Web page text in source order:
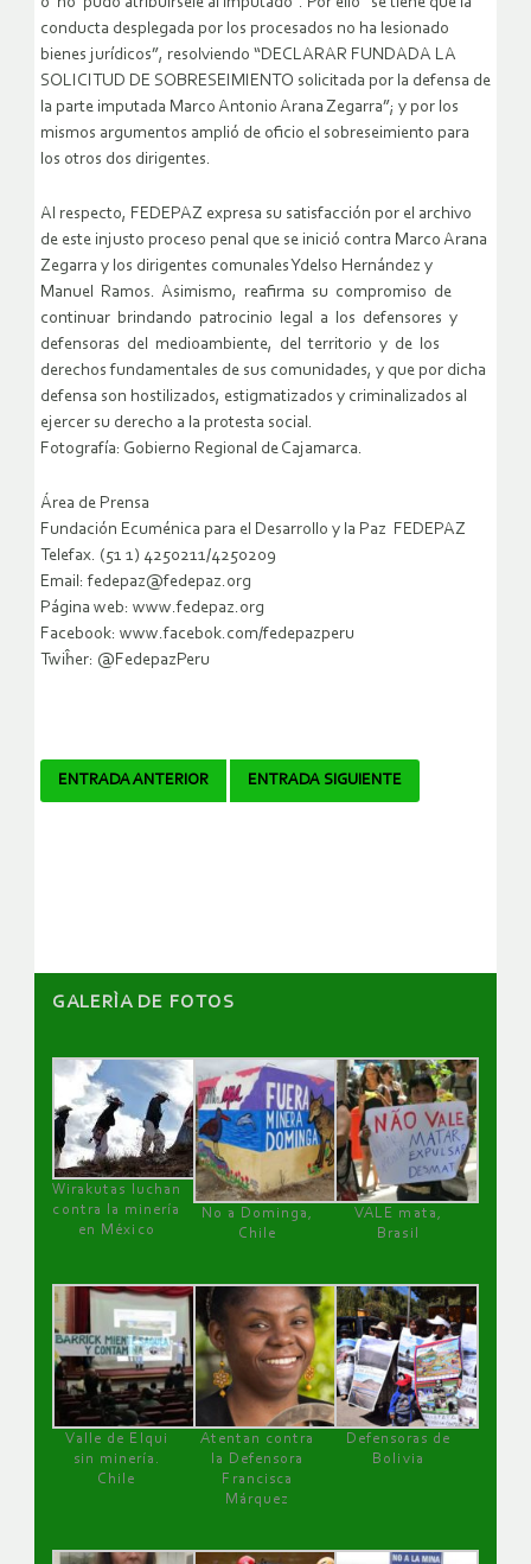
conducta desplegada por los procesados no ha lesionado
bienes jurídicos”, resolviendo “DECLARAR FUNDADA LA
SOLICITUD DE SOBRESEIMIENTO solicitada por la defensa de
la parte imputada Marco Antonio Arana Zegarra”; y por los
mismos argumentos amplió de oficio el sobreseimiento para
los otros dos dirigentes.
Al respecto, FEDEPAZ expresa su satisfacción por el archivo
de este injusto proceso penal que se inició contra Marco Arana
Zegarra y los dirigentes comunales Ydelso Hernández y
Manuel Ramos. Asimismo, reafirma su compromiso de
continuar brindando patrocinio legal a los defensores y
defensoras del medioambiente, del territorio y de los
derechos fundamentales de sus comunidades, y que por dicha
defensa son hostilizados, estigmatizados y criminalizados al
ejercer su derecho a la protesta social.
Fotografía: Gobierno Regional de Cajamarca.
Área de Prensa
Fundación Ecuménica para el Desarrollo y la Paz ­ FEDEPAZ
Telefax. (51 1) 425­0211/425­0209
E­mail: fedepaz@fedepaz.org
Página web: www.fedepaz.org
Facebook: www.facebok.com/fedepazperu
Twiĥer: @FedepazPeru
Navegador
ENTRADA ANTERIOR ENTRADA SIGUIENTE
GALERÌA DE FOTOS
Wirakutas luchan
contra la minería
en México
No a Dominga,
Chile
VALE mata,
Brasil
Valle de Elqui
sin minería.
Chile
Atentan contra
la Defensora
Francisca
Márquez
Defensoras de
Bolivia